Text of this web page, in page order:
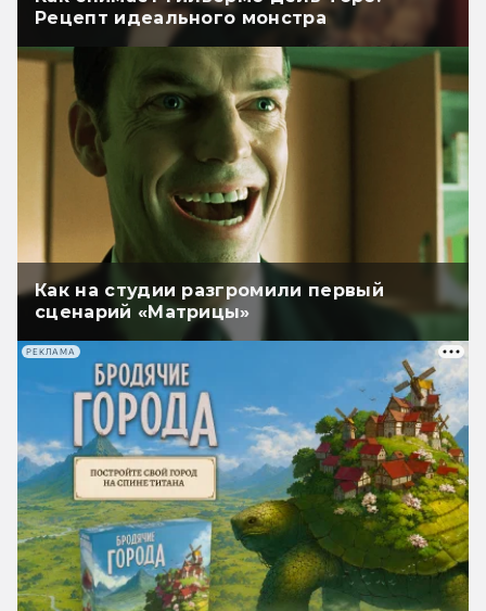
Рецепт идеального монстра
Как на студии разгромили первый
сценарий «Матрицы»
РЕКЛАМА